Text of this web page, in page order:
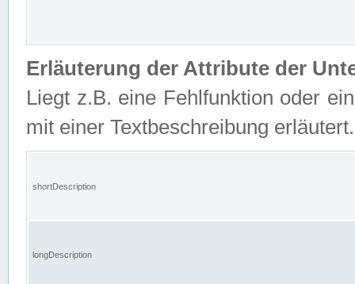
Erläuterung der Attribute der
Liegt z.B. eine Fehlfunktion oder
mit einer Textbeschreibung erläutert.
shortDescription
longDescription